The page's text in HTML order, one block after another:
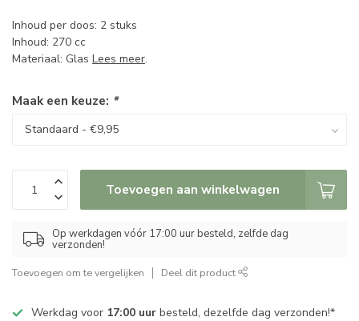
Inhoud per doos: 2 stuks
Inhoud: 270 cc
Materiaal: Glas Lees meer.
Maak een keuze: *
Toevoegen aan winkelwagen
Op werkdagen vóór 17:00 uur besteld, zelfde dag
verzonden!
Toevoegen om te vergelijken Deel dit product
Werkdag voor 17:00 uur besteld, dezelfde dag verzonden!*